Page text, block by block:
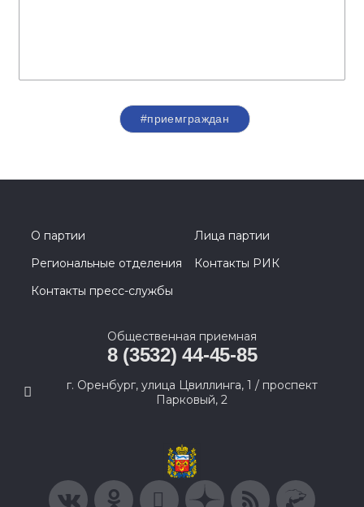
#приемграждан
О партии
Лица партии
Региональные отделения
Контакты РИК
Контакты пресс-службы
Общественная приемная
8 (3532) 44-45-85
г. Оренбург, улица Цвиллинга, 1 / проспект
Парковый, 2